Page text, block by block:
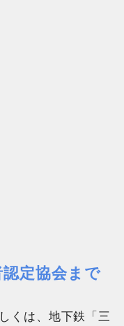
定協会まで
くは、地下鉄「三